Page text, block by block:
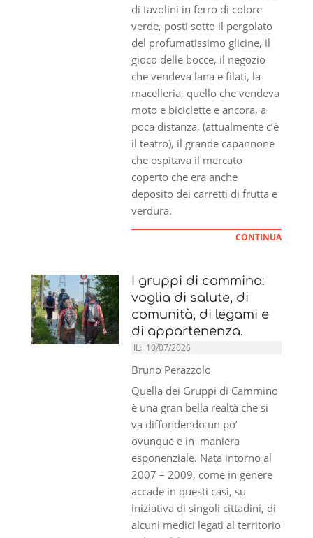
di tavolini in ferro di colore
verde, posti sotto il pergolato
del profumatissimo glicine, il
gioco delle bocce, il negozio
che vendeva lana e filati, la
macelleria, quello che vendeva
moto e biciclette e ancora, a
poca distanza, (attualmente c’è
il teatro), il grande capannone
che ospitava il mercato
coperto che era anche
deposito dei carretti di frutta e
verdura.
CONTINUA
I gruppi di cammino:
voglia di salute, di
comunità, di legami e
di appartenenza.
IL: 10/07/2026
Bruno Perazzolo
Quella dei Gruppi di Cammino
è una gran bella realtà che si
va diffondendo un po’
ovunque e in maniera
esponenziale. Nata intorno al
2007 – 2009, come in genere
accade in questi casi, su
iniziativa di singoli cittadini, di
alcuni medici legati al territorio